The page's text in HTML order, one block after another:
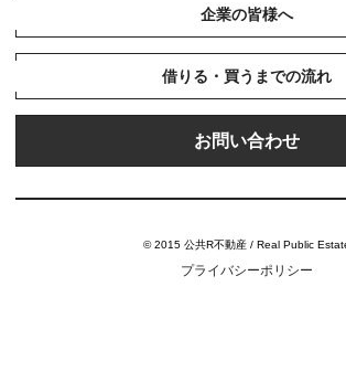
企業の皆様へ
借りる・買うまでの流れ
お問い合わせ
© 2015 公共R不動産 / Real Public
プライバシーポリシー